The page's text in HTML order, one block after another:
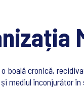
boală cronică,
mediul înconjurător în